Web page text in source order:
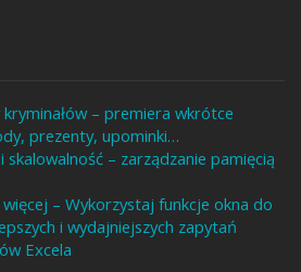
– premiera wkrótce
prezenty, upominki…
– zarządzanie pamięcią
– Wykorzystaj funkcje okna do
i wydajniejszych zapytań
Excela